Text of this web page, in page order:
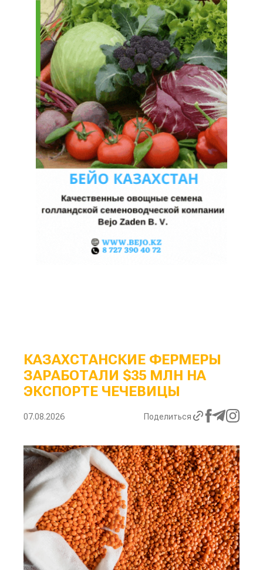
КАЗАХСТАНСКИЕ ФЕРМЕРЫ
ЗАРАБОТАЛИ $35 МЛН НА
ЭКСПОРТЕ ЧЕЧЕВИЦЫ
07.08.2026 Поделиться